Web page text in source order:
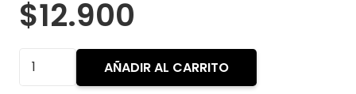
$12.900
ABDOMEN
AÑADIR AL CARRITO